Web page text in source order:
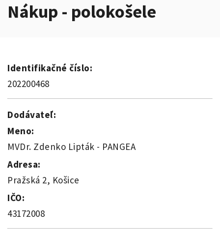
Nákup - polokošele
Identifikačné číslo:
202200468
Dodávateľ:
Meno:
MVDr. Zdenko Lipták - PANGEA
Adresa:
Pražská 2, Košice
IČO:
43172008